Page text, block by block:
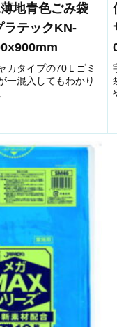
地青色ごみ袋
ラテックKN-
カタイプの70Ｌゴミ
一混入してもわかり